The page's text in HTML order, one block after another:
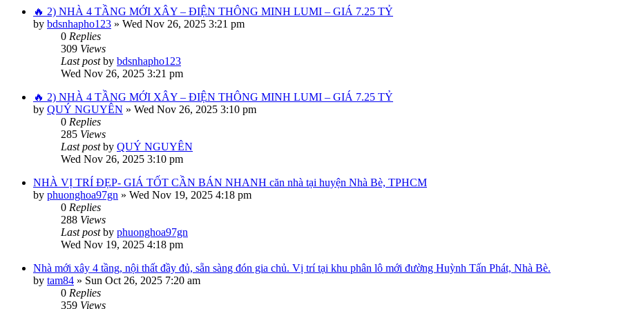
🔥 2) NHÀ 4 TẦNG MỚI XÂY – ĐIỆN THÔNG MINH LUMI – GIÁ 7.25 TỶ
by bdsnhapho123 » Wed Nov 26, 2025 3:21 pm
0 Replies
309 Views
Last postby bdsnhapho123
Wed Nov 26, 2025 3:21 pm
🔥 2) NHÀ 4 TẦNG MỚI XÂY – ĐIỆN THÔNG MINH LUMI – GIÁ 7.25 TỶ
by QUÝ NGUYÊN » Wed Nov 26, 2025 3:10 pm
0 Replies
285 Views
Last postby QUÝ NGUYÊN
Wed Nov 26, 2025 3:10 pm
NHÀ VỊ TRÍ ĐẸP- GIÁ TỐT CẦN BÁN NHANH căn nhà tại huyện Nhà Bè, TPHCM
by phuonghoa97gn » Wed Nov 19, 2025 4:18 pm
0 Replies
288 Views
Last postby phuonghoa97gn
Wed Nov 19, 2025 4:18 pm
Nhà mới xây 4 tầng, nội thất đầy đủ, sẵn sàng đón gia chủ. Vị trí tại khu phân lô mới đường Huỳnh Tấn Phát, Nhà Bè.
by tam84 » Sun Oct 26, 2025 7:20 am
0 Replies
359 Views